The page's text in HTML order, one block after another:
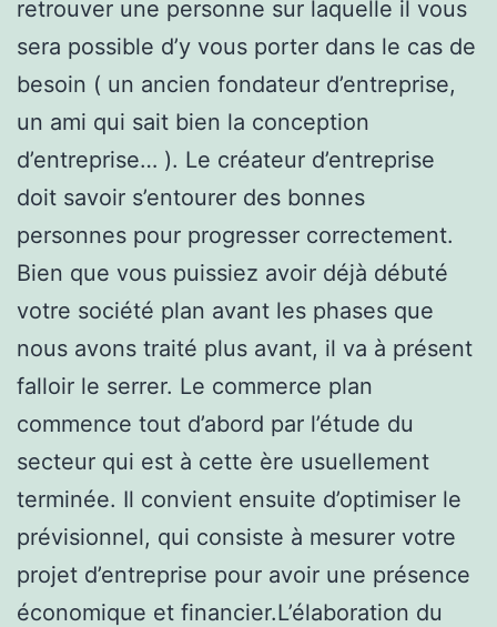
retrouver une personne sur laquelle il vous
sera possible d’y vous porter dans le cas de
besoin ( un ancien fondateur d’entreprise,
un ami qui sait bien la conception
d’entreprise… ). Le créateur d’entreprise
doit savoir s’entourer des bonnes
personnes pour progresser correctement.
Bien que vous puissiez avoir déjà débuté
votre société plan avant les phases que
nous avons traité plus avant, il va à présent
falloir le serrer. Le commerce plan
commence tout d’abord par l’étude du
secteur qui est à cette ère usuellement
terminée. Il convient ensuite d’optimiser le
prévisionnel, qui consiste à mesurer votre
projet d’entreprise pour avoir une présence
économique et financier.L’élaboration du